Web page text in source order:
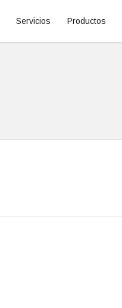
Servicios Productos